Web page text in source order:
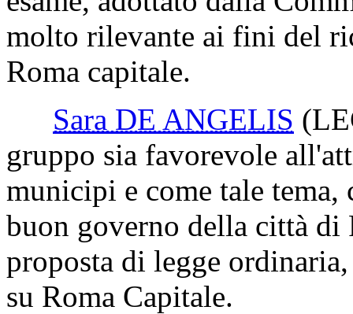
molto rilevante ai fini del
Roma capitale.
Sara DE ANGELIS
gruppo sia favorevole
municipi e come tale
buon governo della città di
proposta di legge
su Roma Capitale.